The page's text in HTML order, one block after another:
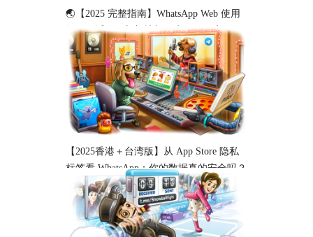
🌏【2025 完整指南】WhatsApp Web 使用
教程（适用于新加坡与马来西亚用户）
【2025香港＋台湾版】从 App Store 隐私
标签看 WhatsApp：你的数据真的安全吗？